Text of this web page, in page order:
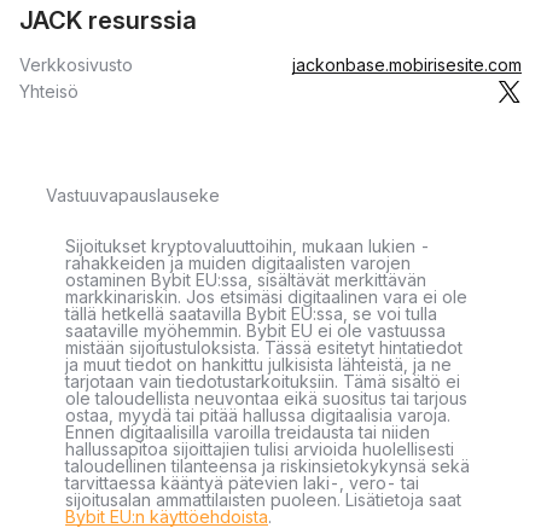
JACK resurssia
Verkkosivusto
jackonbase.mobirisesite.com
Yhteisö
Vastuuvapauslauseke
Sijoitukset kryptovaluuttoihin, mukaan lukien -
rahakkeiden ja muiden digitaalisten varojen
ostaminen Bybit EU:ssa, sisältävät merkittävän
markkinariskin. Jos etsimäsi digitaalinen vara ei ole
tällä hetkellä saatavilla Bybit EU:ssa, se voi tulla
saataville myöhemmin. Bybit EU ei ole vastuussa
mistään sijoitustuloksista. Tässä esitetyt hintatiedot
ja muut tiedot on hankittu julkisista lähteistä, ja ne
tarjotaan vain tiedotustarkoituksiin. Tämä sisältö ei
ole taloudellista neuvontaa eikä suositus tai tarjous
ostaa, myydä tai pitää hallussa digitaalisia varoja.
Ennen digitaalisilla varoilla treidausta tai niiden
hallussapitoa sijoittajien tulisi arvioida huolellisesti
taloudellinen tilanteensa ja riskinsietokykynsä sekä
tarvittaessa kääntyä pätevien laki-, vero- tai
sijoitusalan ammattilaisten puoleen. Lisätietoja saat
Bybit EU:n käyttöehdoista.